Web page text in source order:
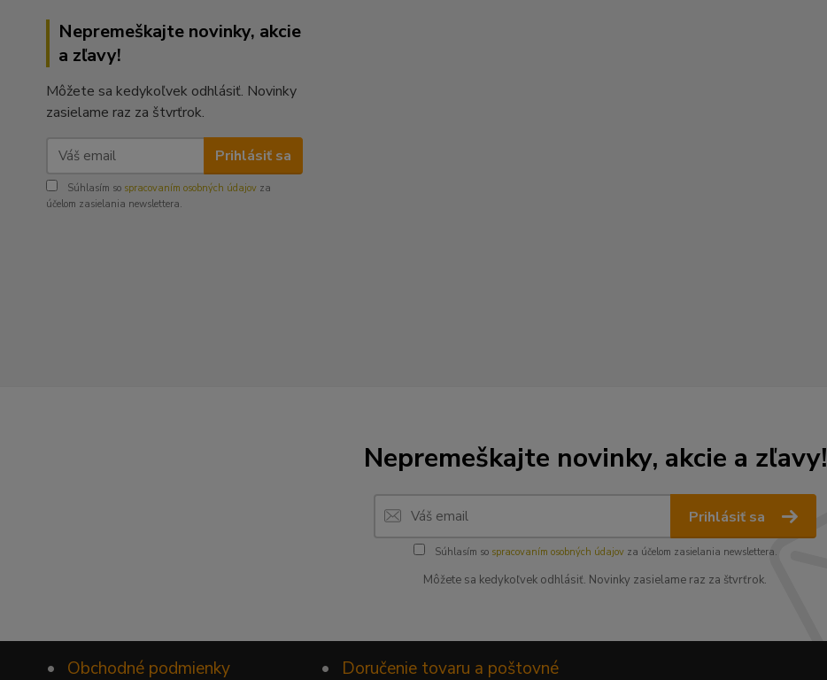
Nepremeškajte novinky, akcie
a zľavy!
Môžete sa kedykoľvek odhlásiť. Novinky
zasielame raz za štvrťrok.
Prihlásiť sa
Súhlasím so spracovaním osobných údajov za
účelom zasielania newslettera.
Nepremeškajte novinky, akcie a zľavy!
Prihlásiť sa
Súhlasím so spracovaním osobných údajovza účelom zasielania newslettera.
Môžete sa kedykoľvek odhlásiť. Novinky zasielame raz za štvrťrok.
• Obchodné podmienky • Doručenie tovaru a poštovné